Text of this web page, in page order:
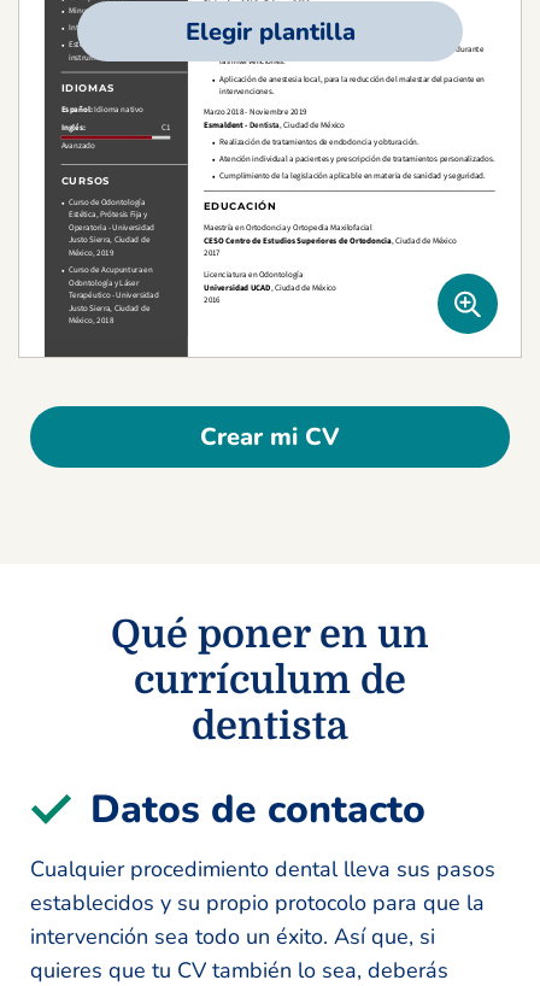
Elegir plantilla
Crear mi CV
Qué poner en un
currículum de
dentista
Datos de contacto
Cualquier procedimiento dental lleva sus pasos
establecidos y su propio protocolo para que la
intervención sea todo un éxito. Así que, si
quieres que tu CV también lo sea, deberás